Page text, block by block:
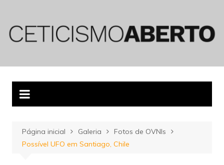
conteúdo
Página inicial Galeria
Fotos de OVNIs
Possível UFO em Santiago, Chile